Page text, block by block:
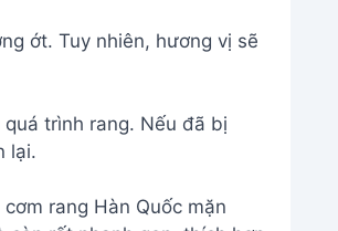
ớt. Tuy nhiên, hương vị sẽ
trình rang. Nếu đã bị
lại.
rang Hàn Quốc mặn